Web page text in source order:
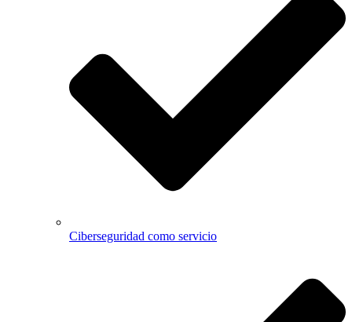
Ciberseguridad como servicio